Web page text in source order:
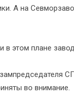
А на
в этом плане
во внимание.